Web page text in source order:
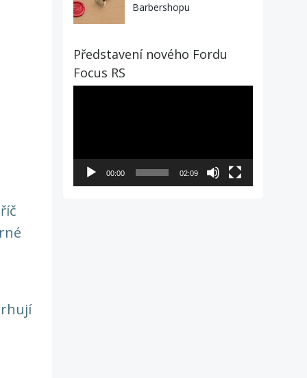
Barbershopu
Představení nového Fordu
Focus RS
00:00 02:09